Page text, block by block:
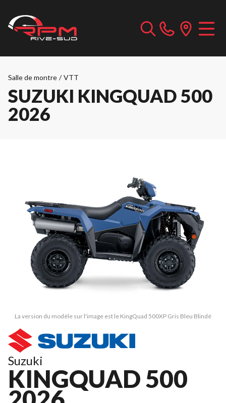
Salle de montre / VTT
SUZUKI KINGQUAD 500
2026
La version du modèle sur l'image est le KingQuad 500XP Gris Bleu Blindé
Suzuki
KINGQUAD 500